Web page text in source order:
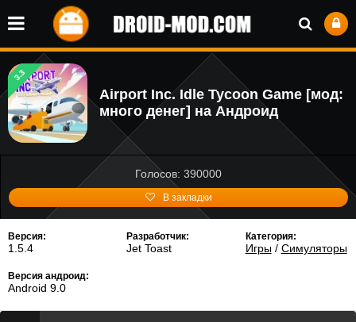
3.3
Airport Inc. Idle Tycoon Game [мод:
много денег] на Андроид
Голосов: 390000
В закладки
Версия:
1.5.4
Разработчик:
Jet Toast
Категория:
Игры/ Симуляторы
Версия андроид:
Android 9.0